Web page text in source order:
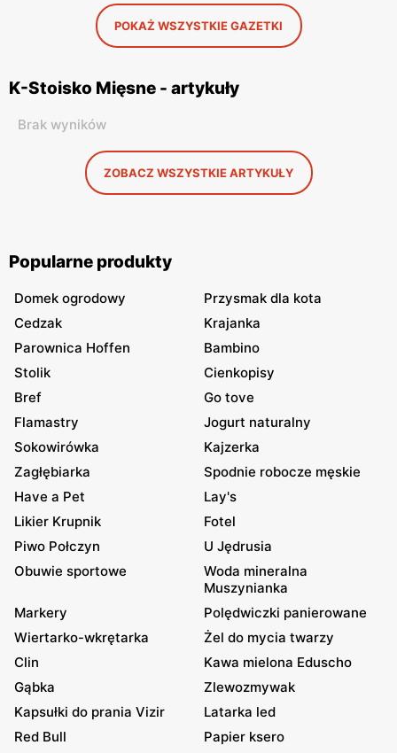
POKAŻ WSZYSTKIE GAZETKI
K-Stoisko Mięsne - artykuły
Brak wyników
ZOBACZ WSZYSTKIE ARTYKUŁY
Popularne produkty
Domek ogrodowy
Przysmak dla kota
Cedzak
Krajanka
Parownica Hoffen
Bambino
Stolik
Cienkopisy
Bref
Go tove
Flamastry
Jogurt naturalny
Sokowirówka
Kajzerka
Zagłębiarka
Spodnie robocze męskie
Have a Pet
Lay's
Likier Krupnik
Fotel
Piwo Połczyn
U Jędrusia
Obuwie sportowe
Woda mineralna
Muszynianka
Markery
Polędwiczki panierowane
Wiertarko-wkrętarka
Żel do mycia twarzy
Clin
Kawa mielona Eduscho
Gąbka
Zlewozmywak
Kapsułki do prania Vizir
Latarka led
Red Bull
Papier ksero